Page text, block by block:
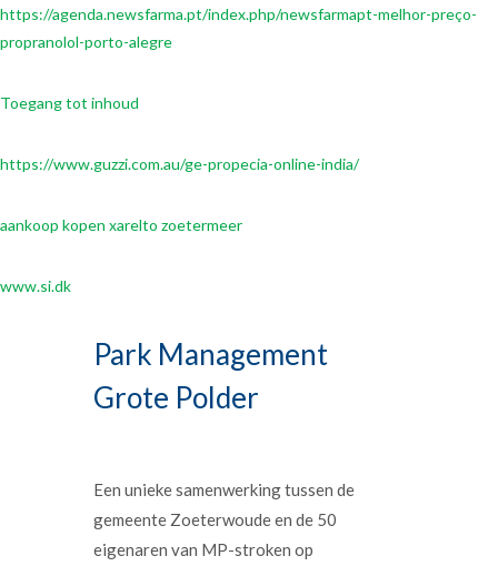
https://agenda.newsfarma.pt/index.php/newsfarmapt-melhor-preço-
propranolol-porto-alegre
Toegang tot inhoud
https://www.guzzi.com.au/ge-propecia-online-india/
aankoop kopen xarelto zoetermeer
www.si.dk
Park Management
Grote Polder
Een unieke samenwerking tussen de
gemeente Zoeterwoude en de 50
eigenaren van MP-stroken op